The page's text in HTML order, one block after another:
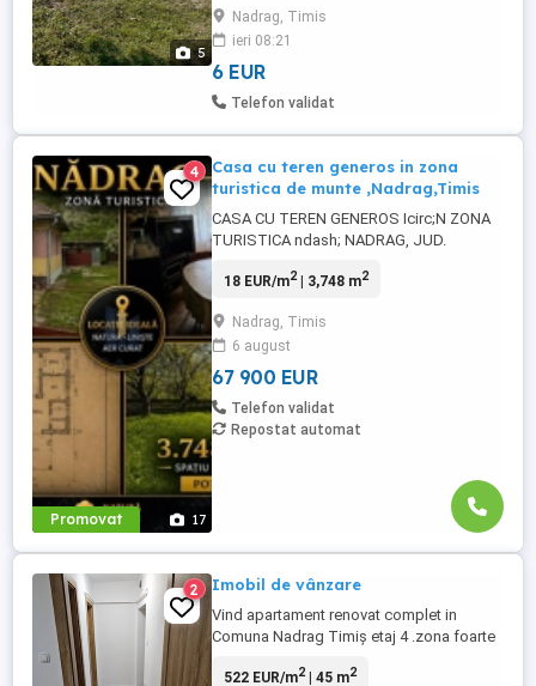
5
de vacanță 6470 mp, încadrată la
categoria curți și construcții. Preț 6 euro
mp. negociabil la fața ...
Nadrag, Timis
ieri 08:21
6 EUR
Telefon validat
Promovat 17
4
Casa cu teren generos in zona
turistica de munte ,Nadrag,Timis
CASA CU TEREN GENEROS Icirc;N ZONA
TURISTICA ndash; NADRAG, JUD.
MP CASA | POTEN#538;IAL TURISTIC |
Este o oportunitate intr-una dintre cele mai
autentice zone din estul judetului Timis
ndash; Nadrag, la poalele muntilor, ...
18 EUR/m2| 3,748 m2
Nadrag, Timis
6 august
67 900 EUR
Telefon validat
Repostat automat
2 Imobil de vânzare
Vind apartament renovat complet in
Comuna Nadrag Timiș etaj 4 .zona foarte
detali....contactatima ...
522 EUR/m2| 45 m2